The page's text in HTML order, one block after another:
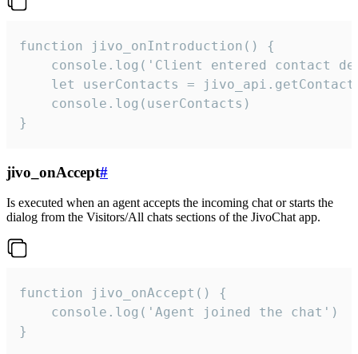
function jivo_onIntroduction() {
console.log('Client entered contact
let userContacts =
    console.log(userContacts)
}
jivo_onAccept#
Is executed when an agent accepts the incoming chat or starts the
dialog from the Visitors/All chats sections of the JivoChat app.
function jivo_onAccept() {
}